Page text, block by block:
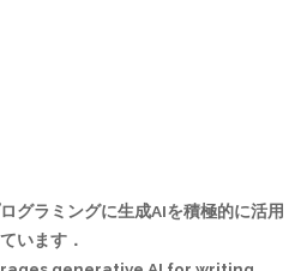
グラミングに生成AIを積極的に活用
います．